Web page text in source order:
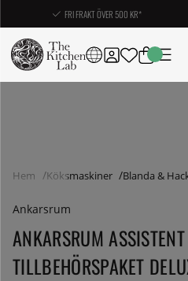
FRI FRAKT ÖVER 500 KR*
Hem Köksmaskiner Blanda &
Ankarsrum
ANKARSRUM
TILLBEHÖRSPAKET